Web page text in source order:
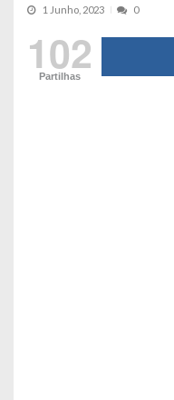
1 Junho, 2023 0
102
Partilhas